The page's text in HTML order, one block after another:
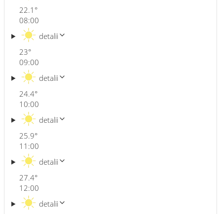
22.1 °
08:00
23°
detalii
09:00
24.4°
detalii
10:00
25.9°
detalii
11:00
27.4°
detalii
12:00
detalii